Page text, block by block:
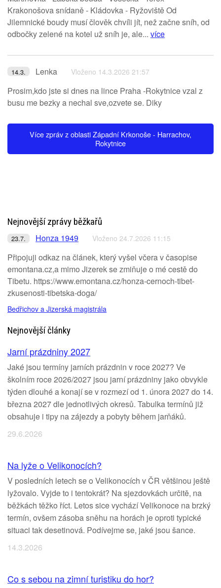
Krakonošova snídaně - Kládovka - Ryžoviště Od
Jilemnické boudy musí člověk chvíli jít, než začne sníh, od
odbočky zelené na kotel už sníh je, ale... více
14.3. Lenka Vloženo 14.3.2026 21:57
Prosim,kdo jste si dnes na lince Praha -Rokytnice vzal z
busu me bezky a nechal sve,ozvete se. Diky
Více zpráv z oblasti Západní Krkonoše - Harrachov,
Rokytnice
Nejnovější zprávy běžkařů
23.7. Honza 1949 Vloženo 24.7.2026 11:15
Připojuji odkaz na článek, který vyšel včera v časopise
emontana.cz,a mimo Jizerek se zmiňuje o mé cestě do
Tibetu. https://www.emontana.cz/honza-cernoch-tibet-
zkusenosti-tibetska-doga/
Bedřichov a Jizerská magistrála
Nejnovější články
Jarní prázdniny 2027
Jaké jsou termíny jarních prázdnin v roce 2027? Ve
školním roce 2026/2027 jsou jarní prázdniny jako obvykle
týden dlouhé a konají se v rozmezí od 1. února 2027 do 14.
března 2027 dle jednotlivých okresů. Tabulka termínů již
obsahuje i tipy na zájezdy a pobyty během jarňáků.
29.6.2026
Na lyže o Velikonocích?
V posledních letech se o Velikonocích v ČR většinou ještě
lyžovalo. Vyjde to i tentokrát? Na sjezdovkách určitě, na
běžkách těžko říct. Letos sice vychází Velikonoce na brzký
termín, ovšem zásoba sněhu na horách je oproti typické
situaci tak desetinová. Podívejme se, jaké jsou šance.
14.3.2026
Co s sebou na zimní turistiku do hor?